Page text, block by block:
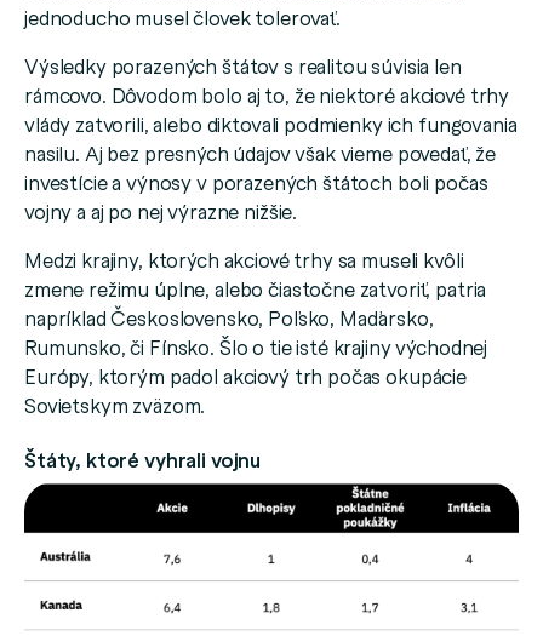
jednoducho musel človek tolerovať.
Výsledky porazených štátov s realitou súvisia len
rámcovo. Dôvodom bolo aj to, že niektoré akciové trhy
vlády zatvorili, alebo diktovali podmienky ich fungovania
nasilu. Aj bez presných údajov však vieme povedať, že
investície a výnosy v porazených štátoch boli počas
vojny a aj po nej výrazne nižšie.
Medzi krajiny, ktorých akciové trhy sa museli kvôli
zmene režimu úplne, alebo čiastočne zatvoriť, patria
napríklad Československo, Poľsko, Maďarsko,
Rumunsko, či Fínsko. Šlo o tie isté krajiny východnej
Európy, ktorým padol akciový trh počas okupácie
Sovietskym zväzom.
Štáty, ktoré vyhrali vojnu